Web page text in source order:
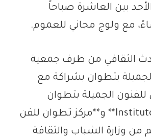
بين العاشرة صباحاً
مع ولوج مجاني للعموم.
الثقافي من طرف جمعية
بتطوان بشراكة مع
الجميلة بتطوان
و**Instituto Cervantes** و**مركز تطوان للفن
من وزارة الشباب والثقافة